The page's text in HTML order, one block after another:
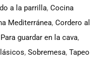
a la parrilla, Cocina
Mediterránea, Cordero al
Para guardar en la cava,
, Sobremesa, Tapeo